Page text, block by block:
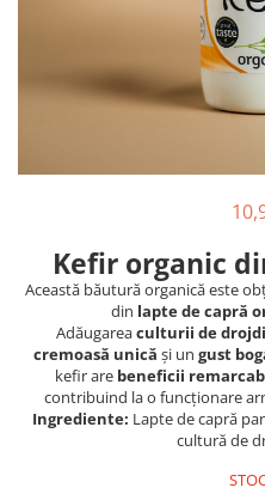
REMEDII NATURISTE
TOATE PRODUSELE
Kefir organic
Această băutură organică este
din lapte de capră
Adăugareaculturii de
cremoasă unică și un gust
kefir are beneficii
contribuind la o funcționare
Ingrediente: Lapte de capră
cultură de